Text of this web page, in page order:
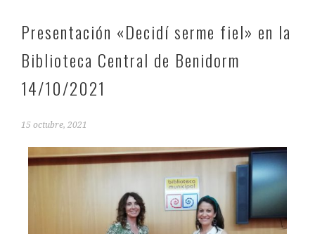
Presentación «Decidí serme fiel» en la
Biblioteca Central de Benidorm
14/10/2021
15 octubre, 2021